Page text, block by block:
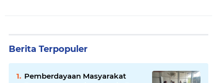
Berita Terpopuler
Pemberdayaan Masyarakat